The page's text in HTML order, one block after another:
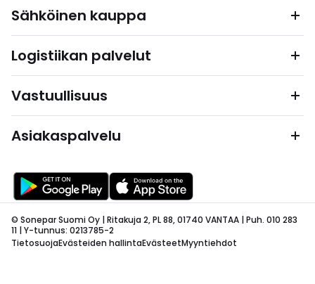
Sähköinen kauppa
Logistiikan palvelut
Vastuullisuus
Asiakaspalvelu
© Sonepar Suomi Oy | Ritakuja 2, PL 88, 01740 VANTAA | Puh. 010 283
11 | Y-tunnus: 0213785-2
TietosuojaEvästeiden hallintaEvästeetMyyntiehdot